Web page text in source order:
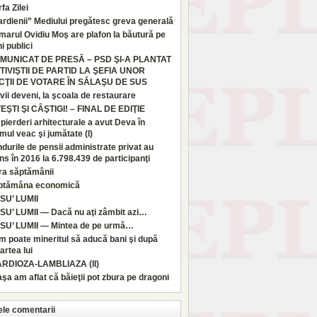
Zilei
Mediului pregătesc greva generală
Ovidiu Moş are plafon la băutură pe
publici
DE PRESĂ – PSD ŞI-A PLANTAT
DE PARTID LA ŞEFIA UNOR
DE VOTARE ÎN SĂLAŞU DE SUS
deveni, la şcoala de restaurare
ŞI CÂŞTIGI! – FINAL DE EDIŢIE
arhitecturale a avut Deva în
veac şi jumătate (I)
de pensii administrate privat au
în 2016 la 6.798.439 de participanţi
săptămânii
economică
LUMII
LUMII — Dacă nu aţi zâmbit azi…
LUMII — Mintea de pe urmă…
poate mineritul să aducă bani şi după
lui
LAMBLIAZA (II)
am aflat că băieţii pot zbura pe dragoni
comentarii